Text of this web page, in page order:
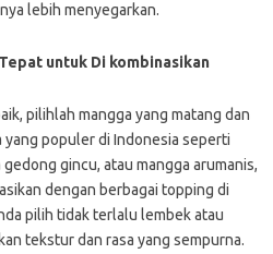
lebih menyegarkan.
untuk Di kombinasikan
pilihlah mangga yang matang dan
yang populer di Indonesia seperti
gincu, atau mangga arumanis,
dengan berbagai topping di
pilih tidak terlalu lembek atau
tekstur dan rasa yang sempurna.